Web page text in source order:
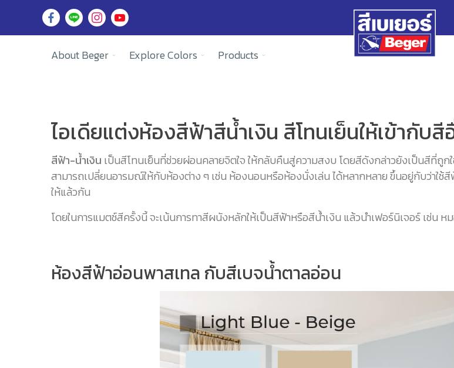
About Beger Explore Colors Products
ไอเดียแต่งห้องสีฟ้าสีน้ำเงิน สีโทนเย็นให้เข้ากับ
สีฟ้า-น้ำเงิน เป็นสีโทนเย็นที่ช่วยผ่อนคลายจิตใจ ให้กลับคืนสู่ความสงบ โดยสีดังกล่าวยังเป็นสีที่ถู
สามารถเปลี่ยนอารมณ์ให้กับห้องต่าง ๆ เช่น ห้องนอนหรือห้องนั่งเล่น ได้หลากหลาย ขึ้นอยู่กับว่าใช้
ให้แล้วกัน
โดยในการแมตช์สีครั้งนี้ จะเน้นการทาสีผนังหลักให้เป็นสีฟ้าหรือสีน้ำเงิน แล้วนำเฟอร์นิเจอร์ เช่น
ห้องสีฟ้าอ่อนพาสเทล กับสีเบจน้ำตาลอ่อน